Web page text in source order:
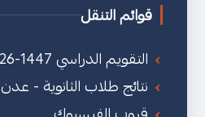
قوائم التنقل
التقويم الدراسي 1447-2026
نتائج طلاب الثانوية - عدن